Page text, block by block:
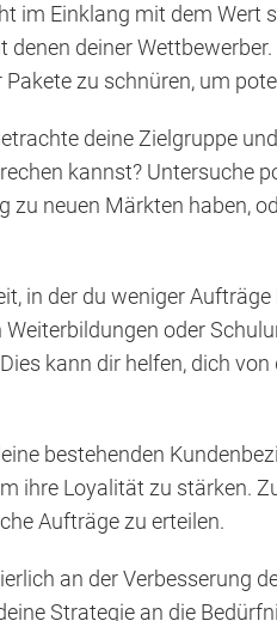
im Einklang mit dem Wert
deiner
zu schnüren, um
deine Zielgruppe
kannst? Untersuche
zu neuen Märkten haben,
in der du weniger
oder
kann dir helfen, dich
bestehenden
ihre Loyalität zu stärken.
Aufträge zu erteilen.
an der Verbesserung
Strategie an die